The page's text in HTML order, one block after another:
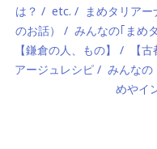
は？
etc. まめタリアー
のお話）
みんなの｢まめ
【鎌倉の人、もの】
【
アージュレシピ
みんなの
めやイ